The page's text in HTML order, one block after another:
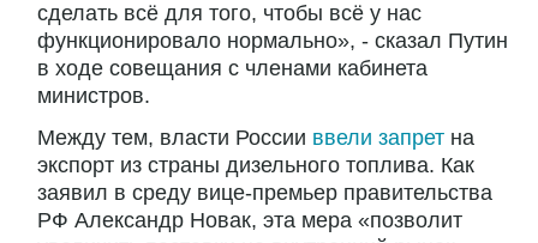
сделать всё для того, чтобы всё у нас
функционировало нормально», - сказал Путин
в ходе совещания с членами кабинета
министров.
Между тем, власти России ввели запрет на
экспорт из страны дизельного топлива. Как
заявил в среду вице-премьер правительства
РФ Александр Новак, эта мера «позволит